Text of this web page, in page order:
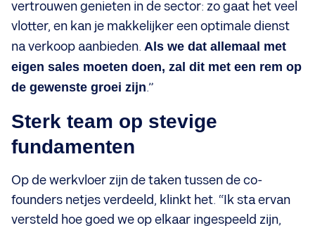
vertrouwen genieten in de sector: zo gaat het veel
vlotter, en kan je makkelijker een optimale dienst
na verkoop aanbieden. Als we dat allemaal met
eigen sales moeten doen, zal dit met een rem op
de gewenste groei zijn.”
Sterk team op stevige
fundamenten
Op de werkvloer zijn de taken tussen de co-
founders netjes verdeeld, klinkt het. “Ik sta ervan
versteld hoe goed we op elkaar ingespeeld zijn,